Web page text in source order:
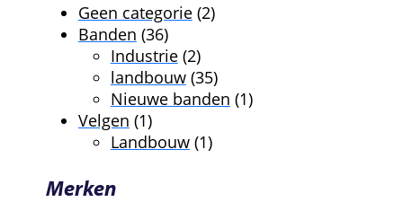
Geen categorie 22
Banden 3636
producten
Industrie 22
producten
landbouw 3535
producten
Nieuwe banden 11
Velgen 11
product
Landbouw 11
Merken